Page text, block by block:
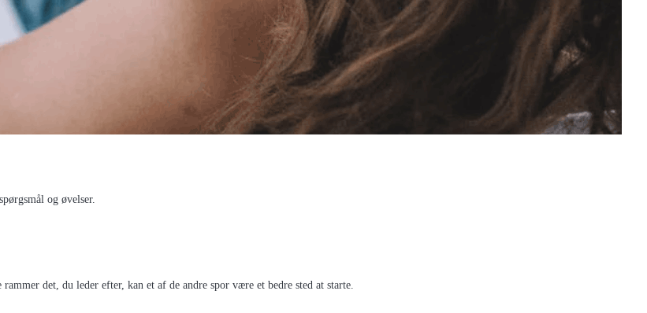
og øvelser.
det, du leder efter, kan et af de andre spor være et bedre sted at starte.